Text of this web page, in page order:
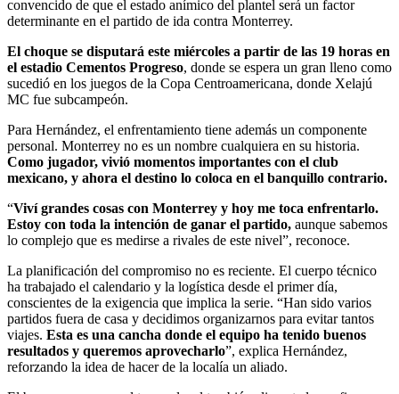
convencido de que el estado anímico del plantel será un factor
determinante en el partido de ida contra Monterrey.
El choque se disputará este miércoles a partir de las 19 horas en
el estadio Cementos Progreso, donde se espera un gran lleno como
sucedió en los juegos de la Copa Centroamericana, donde Xelajú
MC fue subcampeón.
Para Hernández, el enfrentamiento tiene además un componente
personal. Monterrey no es un nombre cualquiera en su historia.
Como jugador, vivió momentos importantes con el club
mexicano, y ahora el destino lo coloca en el banquillo contrario.
“Viví grandes cosas con Monterrey y hoy me toca enfrentarlo.
Estoy con toda la intención de ganar el partido, aunque sabemos
lo complejo que es medirse a rivales de este nivel”, reconoce.
La planificación del compromiso no es reciente. El cuerpo técnico
ha trabajado el calendario y la logística desde el primer día,
conscientes de la exigencia que implica la serie. “Han sido varios
partidos fuera de casa y decidimos organizarnos para evitar tantos
viajes. Esta es una cancha donde el equipo ha tenido buenos
resultados y queremos aprovecharlo”, explica Hernández,
reforzando la idea de hacer de la localía un aliado.